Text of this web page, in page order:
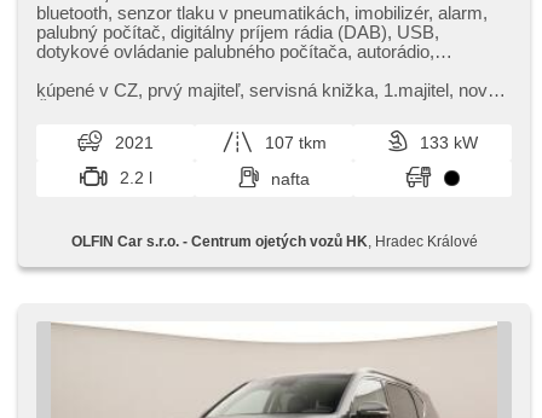
bluetooth, senzor tlaku v pneumatikách, imobilizér, alarm,
palubný počítač, digitálny príjem rádia (DAB), USB,
dotykové ovládanie palubného počítača, autorádio,
opierka, výškovo nastaviteľné sedadlo vodiča, výškovo
vyhrievané zrkadlá, senzor stieračov, el. predné okná, aut.
klimatizácia, deaktivácia airbagu spolujazdca, centrál
diaľkový, delené zadné sedadlá, tempomat, ťažné
zariadenie, vonkajší teplomer, vnútorný teplomer, posilňovač
kopci, 6x airbag, pohon 4 x 4, aut. prevodovka, 6
rýchlostných stupňov, spĺňa 'EURO VI', ABS
kúpené v CZ,​ prvý majiteľ,​ servisná knižka,​ 1.majitel,​ nové v
Ulík 603185402,​ Š...
2021 107 tkm
133 kW
2.2 l
nafta
OLFIN Car s.r.o. - Centrum ojetých vozů HK , Hradec Králové